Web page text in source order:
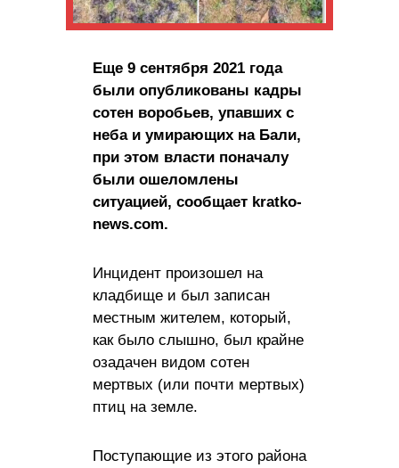
Еще 9 сентября 2021 года
были опубликованы кадры
сотен воробьев, упавших с
неба и умирающих на Бали,
при этом власти поначалу
были ошеломлены
ситуацией, сообщает kratko-
news.com.
Инцидент произошел на
кладбище и был записан
местным жителем, который,
как было слышно, был крайне
озадачен видом сотен
мертвых (или почти мертвых)
птиц на земле.
Поступающие из этого района